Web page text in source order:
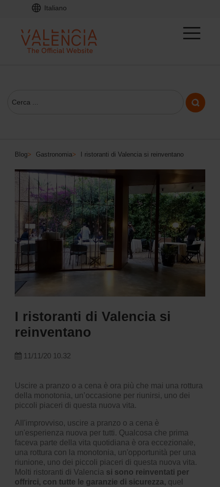
Italiano
Blog> Gastronomia> I ristoranti di Valencia si reinventano
I ristoranti di Valencia si
reinventano
11/11/20 10.32
Uscire a pranzo o a cena è ora più che mai una rottura
della monotonia, un’occasione per riunirsi, uno dei
piccoli piaceri di questa nuova vita.
All'improvviso, uscire a pranzo o a cena è
un'esperienza nuova per tutti. Qualcosa che prima
faceva parte della vita quotidiana è ora eccezionale,
una rottura con la monotonia, un'opportunità per una
riunione, uno dei piccoli piaceri di questa nuova vita.
Molti ristoranti di Valencia si sono reinventati per
offrirci, con tutte le garanzie di sicurezza, quel